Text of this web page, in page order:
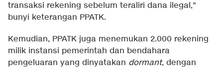
transaksi rekening sebelum teraliri dana ilegal,"
bunyi keterangan PPATK.
Kemudian, PPATK juga menemukan 2.000 rekening
milik instansi pemerintah dan bendahara
pengeluaran yang dinyatakan dormant, dengan